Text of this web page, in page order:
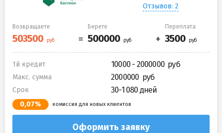
Отзывов: 2
Возвращаете Берете Переплата
1й кредит 10000 - 2000000
Макс. сумма 2000000
Срок 30-1 080 дней
0,07% комиссия для новых клиентов
Оформить заявку